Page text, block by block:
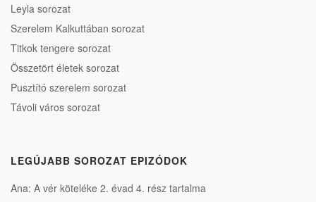
Leyla sorozat
Szerelem Kalkuttában sorozat
Titkok tengere sorozat
Összetört életek sorozat
Pusztító szerelem sorozat
Távoli város sorozat
LEGÚJABB SOROZAT EPIZÓDOK
Ana: A vér köteléke 2. évad 4. rész tartalma